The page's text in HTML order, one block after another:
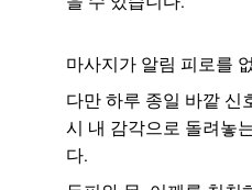
마사지가 알림 피로를
다만 하루 종일 바깥 신
시 내 감각으로 돌려놓
다.